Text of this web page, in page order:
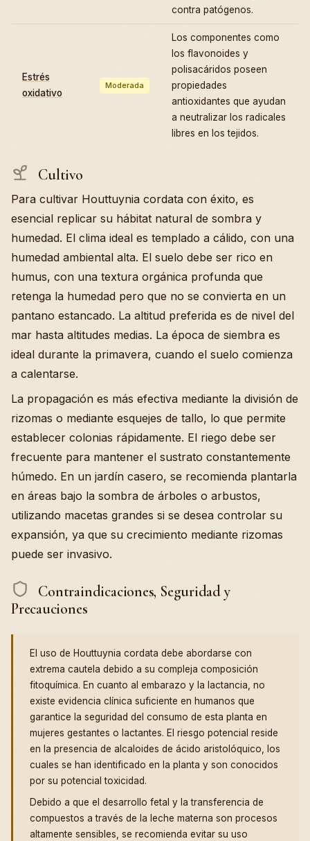
contra patógenos.
Estrés
oxidativo
Moderada
Los componentes como
los flavonoides y
polisacáridos poseen
propiedades
antioxidantes que ayudan
a neutralizar los radicales
libres en los tejidos.
Cultivo
Para cultivar Houttuynia cordata con éxito, es
esencial replicar su hábitat natural de sombra y
humedad. El clima ideal es templado a cálido, con una
humedad ambiental alta. El suelo debe ser rico en
humus, con una textura orgánica profunda que
retenga la humedad pero que no se convierta en un
pantano estancado. La altitud preferida es de nivel del
mar hasta altitudes medias. La época de siembra es
ideal durante la primavera, cuando el suelo comienza
a calentarse.
La propagación es más efectiva mediante la división de
rizomas o mediante esquejes de tallo, lo que permite
establecer colonias rápidamente. El riego debe ser
frecuente para mantener el sustrato constantemente
húmedo. En un jardín casero, se recomienda plantarla
en áreas bajo la sombra de árboles o arbustos,
utilizando macetas grandes si se desea controlar su
expansión, ya que su crecimiento mediante rizomas
puede ser invasivo.
Contraindicaciones, Seguridad y
Precauciones
El uso de Houttuynia cordata debe abordarse con
extrema cautela debido a su compleja composición
fitoquímica. En cuanto al embarazo y la lactancia, no
existe evidencia clínica suficiente en humanos que
garantice la seguridad del consumo de esta planta en
mujeres gestantes o lactantes. El riesgo potencial reside
en la presencia de alcaloides de ácido aristolóquico, los
cuales se han identificado en la planta y son conocidos
por su potencial toxicidad.
Debido a que el desarrollo fetal y la transferencia de
compuestos a través de la leche materna son procesos
altamente sensibles, se recomienda evitar su uso